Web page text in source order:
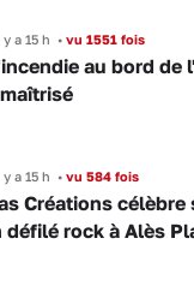
a 15 h •vu 1551 fois
au bord de
a 15 h •vu 584 fois
Créations célèbre
défilé rock à Alès